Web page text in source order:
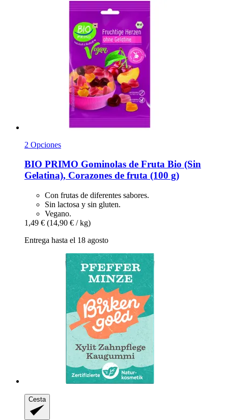
2 Opciones
BIO PRIMO Gominolas de Fruta Bio (Sin
Gelatina), Corazones de fruta (100 g)
Con frutas de diferentes sabores.
Sin lactosa y sin gluten.
Vegano.
1,49 € (14,90 € / kg)
Entrega hasta el 18 agosto
Cesta